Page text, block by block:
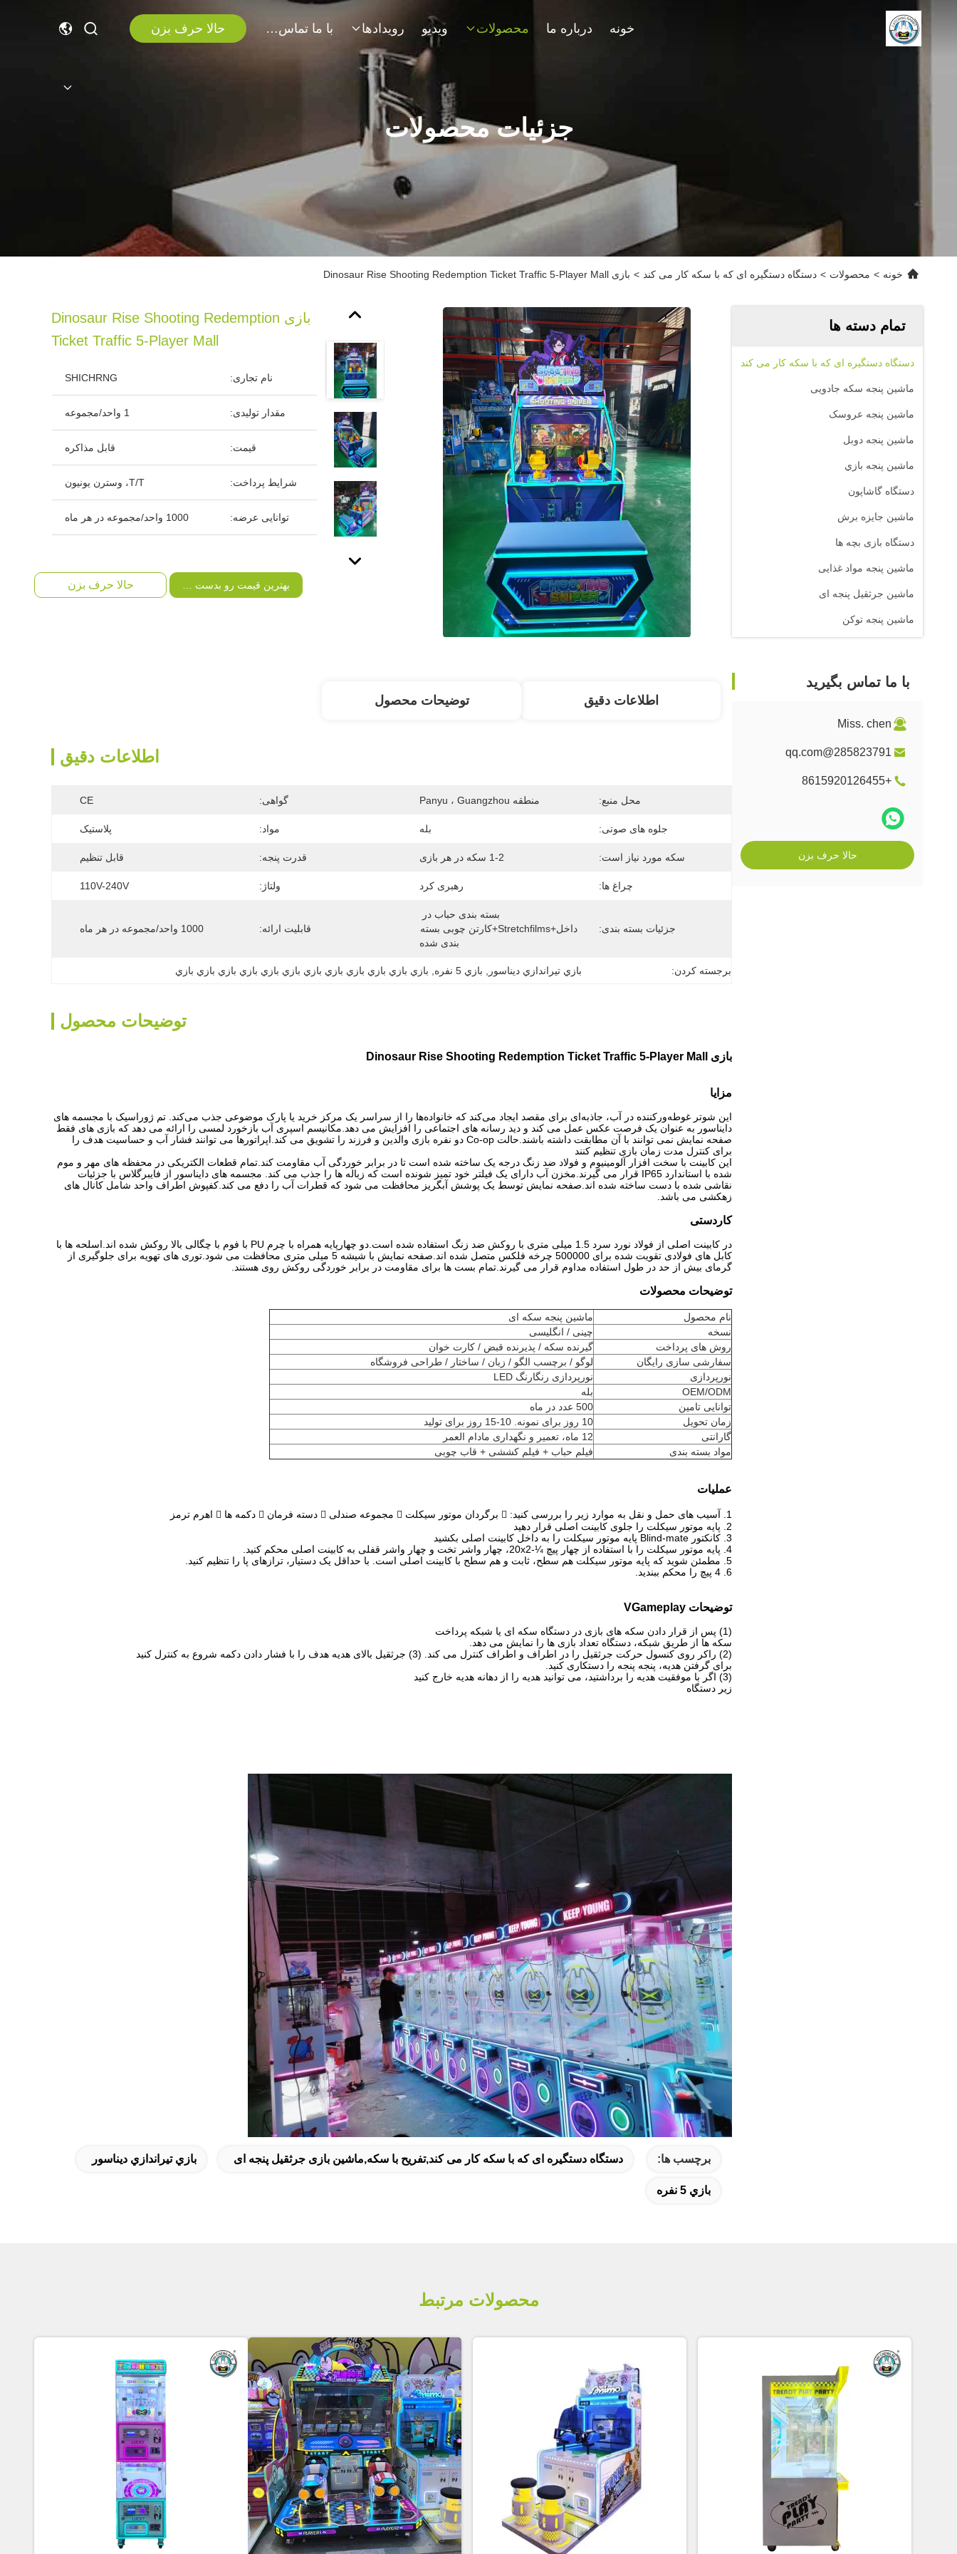
خونه درباره ما محصولات ویدیو رویدادها با ما تماس بگیرید حالا حرف بزن
جزئیات محصولات
خونه > محصولات > دستگاه دستگیره ای که با سکه کار می کند > بازی Dinosaur Rise Shooting Redemption Ticket Traffic 5-Player Mall
تمام دسته ها
دستگاه دستگیره ای که با سکه کار می کند
ماشین پنجه سکه جادویی
ماشين پنجه عروسک
ماشین پنجه دوبل
ماشين پنجه بازي
دستگاه گاشاپون
ماشین جایزه برش
دستگاه بازی بچه ها
ماشین پنجه مواد غذایی
ماشین جرثقیل پنجه ای
ماشین پنجه توکن
با ما تماس بگیرید
Miss. chen
285823791@qq.com
+8615920126455
حالا حرف بزن
بازی Dinosaur Rise Shooting Redemption
Ticket Traffic 5-Player Mall
نام تجاری: SHICHRNG
مقدار تولیدی: 1 واحد/مجموعه
قیمت: قابل مذاکره
شرایط پرداخت: T/T، وسترن یونیون
توانایی عرضه: 1000 واحد/مجموعه در هر ماه
بهترین قیمت رو بدست بیار حالا حرف بزن
اطلاعات دقیق توضیحات محصول
اطلاعات دقیق
محل منبع: منطقه Panyu ، Guangzhou گواهی: CE
جلوه های صوتی: بله مواد: پلاستیک
سکه مورد نیاز است: 1-2 سکه در هر بازی قدرت پنجه: قابل تنظیم
چراغ ها: رهبری کرد ولتاژ: 110V-240V
جزئیات بسته بندی:
بندی شده
قابلیت ارائه: 1000 واحد/مجموعه در هر ماه
برجسته کردن: بازي تيراندازي ديناسور بازي 5 نفره بازي بازي بازي بازي بازي بازي بازي بازي بازي بازي بازي بازي
توضیحات محصول
بازی Dinosaur Rise Shooting Redemption Ticket Traffic 5-Player Mall
مزایا
این شوتر غوطه‌ورکننده در آب، جاذبه‌ای برای مقصد ایجاد می‌کند که خانواده‌ها را از سراسر یک مرکز خرید یا پارک موضوعی جذب می‌کند. تم ژوراسیک با مجسمه های
دایناسور به عنوان یک فرصت عکس عمل می کند و دید رسانه های اجتماعی را افزایش می دهد. مکانیسم اسپری آب بازخورد لمسی را ارائه می دهد که بازی های فقط
صفحه نمایش نمی توانند با آن مطابقت داشته باشند. حالت Co-op دو نفره بازی والدین و فرزند را تشویق می کند.
اپراتورها می توانند فشار آب و حساسیت هدف را
برای کنترل مدت زمان بازی تنظیم کنند
این کابینت با سخت افزار آلومینیوم و فولاد ضد زنگ درجه یک ساخته شده است تا در برابر خوردگی آب مقاومت کند. تمام قطعات الکتریکی در محفظه های مهر و موم
شده با استاندارد IP65 قرار می گیرند.
مخزن آب دارای یک فیلتر خود تمیز شونده است که زباله ها را جذب می کند. مجسمه های دایناسور از فایبرگلاس با جزئیات
نقاشی شده با دست ساخته شده اند. صفحه نمایش توسط یک پوشش آبگریز محافظت می شود که قطرات آب را دفع می کند. کفپوش اطراف واحد شامل کانال های
زهکشی می باشد.
کاردستی
در کابینت اصلی از فولاد نورد سرد 1.5 میلی متری با روکش ضد زنگ استفاده شده است. دو چهارپایه همراه با چرم PU با فوم با چگالی بالا روکش شده اند.
اسلحه ها با
کابل های فولادی تقویت شده برای 500000 چرخه فلکس متصل شده اند.
صفحه نمایش با شیشه 5 میلی متری محافظت می شود.
توری های تهویه برای جلوگیری از
گرمای بیش از حد در طول استفاده مداوم قرار می گیرند. تمام بست ها برای مقاومت در برابر خوردگی روکش روی هستند.
توضیحات محصولات
نام محصول
ماشین پنجه سکه ای
نسخه
چینی / انگلیسی
روش های پرداخت
گیرنده سکه / پذیرنده قبض / کارت خوان
سفارشی سازی رایگان
لوگو / برچسب الگو / زبان / ساختار / طراحی فروشگاه
نورپردازی
نورپردازی رنگارنگ LED
OEM/ODM
بله
توانایی تامین
500 عدد در ماه
زمان تحویل
10 روز برای نمونه. 10-15 روز برای تولید
گارانتی
12 ماه، تعمیر و نگهداری مادام العمر
مواد بسته بندی
فیلم حباب + فیلم کششی + قاب چوبی
عملیات
1. آسیب های حمل و نقل به موارد زیر را بررسی کنید:  برگردان موتور سیکلت  مجموعه صندلی  دسته فرمان  دکمه ها  اهرم ترمز
2. پایه موتور سیکلت را جلوی کابینت اصلی قرار دهید
3. کانکتور Blind-mate پایه موتور سیکلت را به داخل کابینت اصلی بکشید
4. پایه موتور سیکلت را با استفاده از چهار پیچ ¼-20x2، چهار واشر تخت و چهار واشر قفلی به کابینت اصلی محکم کنید.
5. مطمئن شوید که پایه موتور سیکلت هم سطح، ثابت و هم سطح با کابینت اصلی است. با حداقل یک دستیار، ترازهای پا را تنظیم کنید.
6. 4 پیچ را محکم ببندید.
توضیحات VGameplay
(1) پس از قرار دادن سکه های بازی در دستگاه سکه ای یا شبکه پرداخت
سکه ها از طریق شبکه، دستگاه تعداد بازی ها را نمایش می دهد.
(2) راکر روی کنسول حرکت جرثقیل را در اطراف و اطراف کنترل می کند. (3) جرثقیل بالای هدیه هدف را با فشار دادن دکمه شروع به کنترل کنید
برای گرفتن هدیه، پنجه پنجه را دستکاری کنید.
(3) اگر با موفقیت هدیه را برداشتید، می توانید هدیه را از دهانه هدیه خارج کنید
زیر دستگاه
برچسب ها: دستگاه دستگیره ای که با سکه کار می کند,تفریح با سکه,ماشین بازی جرثقیل پنجه ای بازي تيراندازي ديناسور
بازي 5 نفره
محصولات مرتبط